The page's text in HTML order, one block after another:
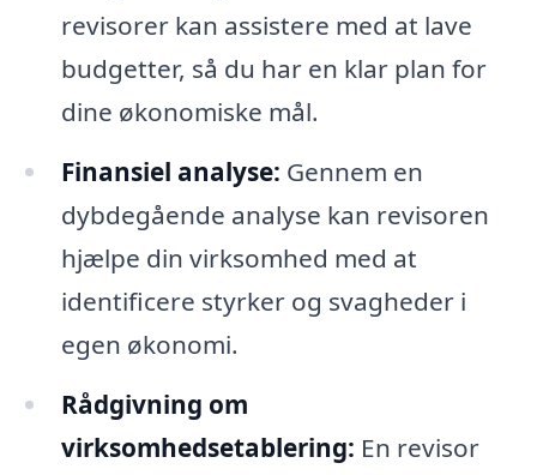
revisorer kan assistere med at lave
budgetter, så du har en klar plan for
dine økonomiske mål.
Finansiel analyse: Gennem en
dybdegående analyse kan revisoren
hjælpe din virksomhed med at
identificere styrker og svagheder i
egen økonomi.
Rådgivning om
virksomhedsetablering: En revisor